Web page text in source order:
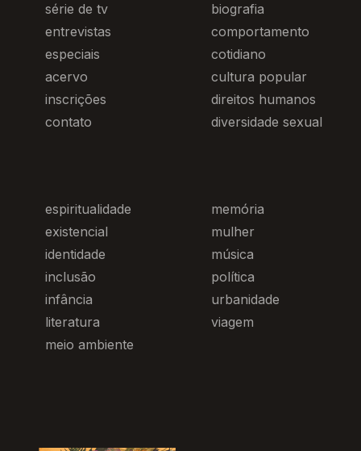
série de tv
entrevistas
especiais
acervo
inscrições
contato
biografia
comportamento
cotidiano
cultura popular
direitos humanos
diversidade sexual
espiritualidade
existencial
identidade
inclusão
infância
literatura
meio ambiente
memória
mulher
música
política
urbanidade
viagem